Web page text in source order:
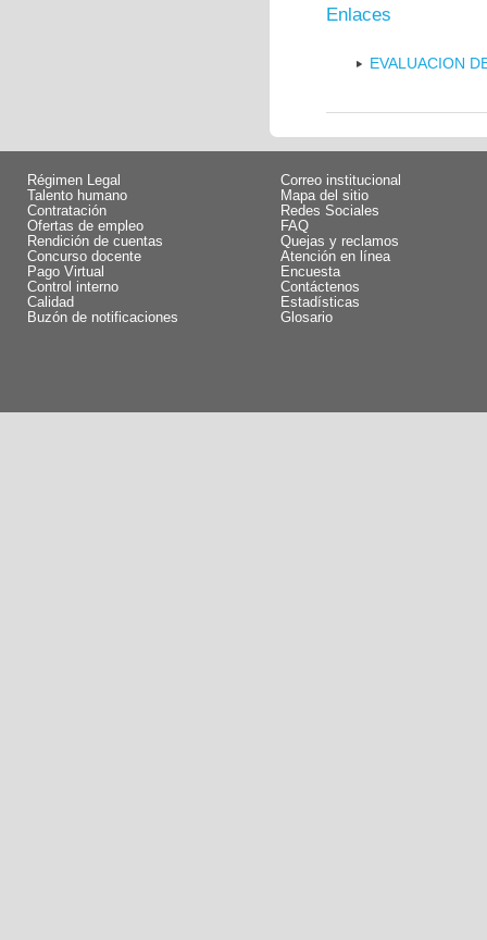
Enlaces
EVALUACION
Régimen Legal
Talento humano
Contratación
Ofertas de empleo
Rendición de cuentas
Concurso docente
Pago Virtual
Control interno
Calidad
Buzón de notificaciones
Correo institucional
Mapa del sitio
Redes Sociales
FAQ
Quejas y reclamos
Atención en línea
Encuesta
Contáctenos
Estadísticas
Glosario